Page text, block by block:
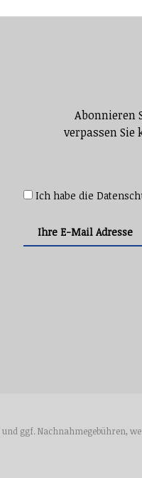
Abonnieren
verpassen
Ich habe die
und ggf. Nachnahmegebühren,